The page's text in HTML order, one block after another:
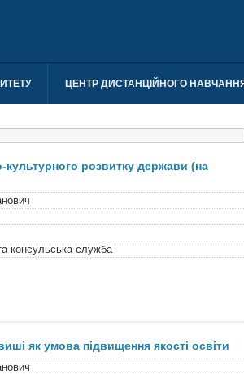
ЦЕНТР ДИСТАНЦІЙНОГО НАВЧАННЯ
розвитку держави (на
консульська служба
як умова підвищення якості освіти